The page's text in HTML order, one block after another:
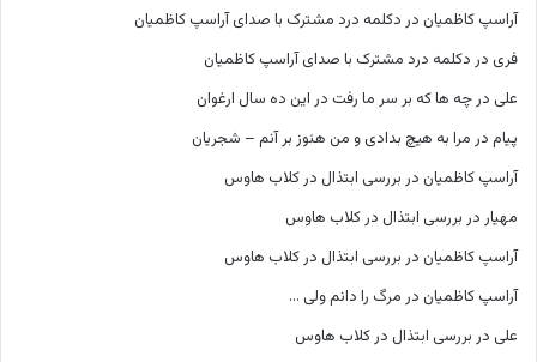
آراسپ کاظمیان در دکلمه درد مشترک با صدای آراسپ کاظمیان
فری در دکلمه درد مشترک با صدای آراسپ کاظمیان
علی در چه ها که بر سر ما رفت در این ده سال ارغوان
پیام در مرا به هیچ بدادی و من هنوز بر آنم – شجریان
آراسپ کاظمیان در بررسی ابتذال در کلاب هاوس
مهیار در بررسی ابتذال در کلاب هاوس
آراسپ کاظمیان در بررسی ابتذال در کلاب هاوس
آراسپ کاظمیان در مرگ را دانم ولی …
علی در بررسی ابتذال در کلاب هاوس